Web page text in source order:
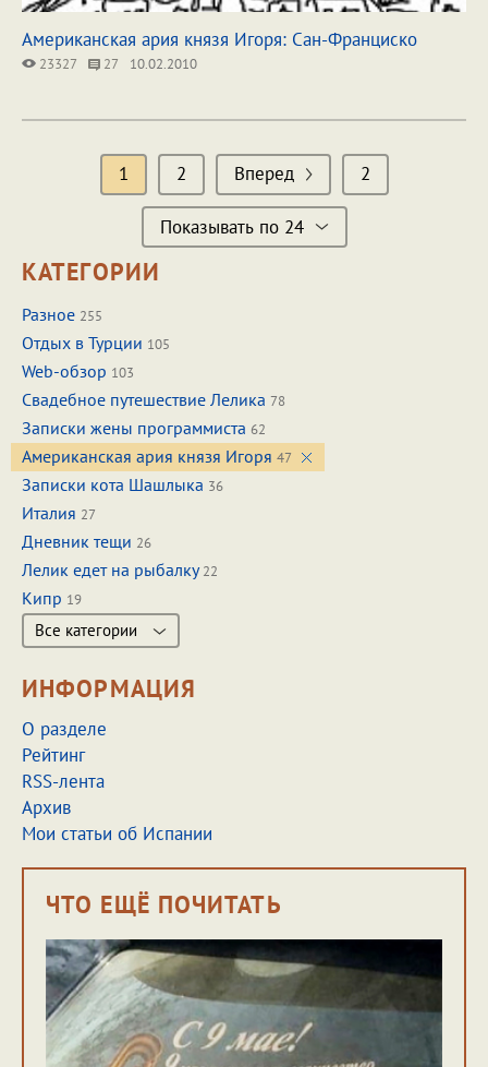
Американская ария князя Игоря: Сан-Франциско
23327 27 10.02.2010
1 2 Вперед 2
Показывать по 24
КАТЕГОРИИ
Разное 255
Отдых в Турции 105
Web-обзор 103
Свадебное путешествие Лелика 78
Записки жены программиста 62
Американская ария князя Игоря 47
Записки кота Шашлыка 36
Италия 27
Дневник тещи 26
Лелик едет на рыбалку22
Кипр 19
Все категории
ИНФОРМАЦИЯ
О разделе
Рейтинг
RSS-лента
Архив
Мои статьи об Испании
ЧТО ЕЩЁ ПОЧИТАТЬ